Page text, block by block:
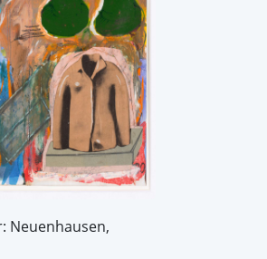
Neuenhausen,